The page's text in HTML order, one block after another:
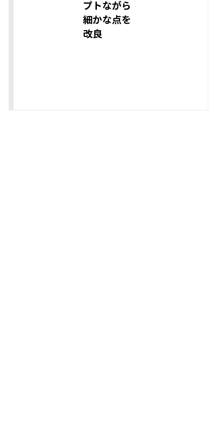
プトながら
細かな点を
改良